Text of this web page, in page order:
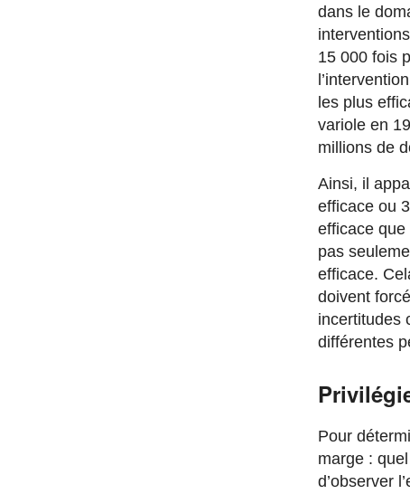
dans le
15 000 fois
les plus
variole en
millions de
Ainsi, il
efficace ou
efficace
pas
efficace.
doivent
incertitudes
différentes
Pour
marge :
d’observer